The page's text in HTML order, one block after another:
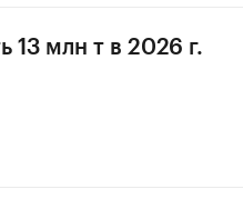
13 млн т в 2026 г.